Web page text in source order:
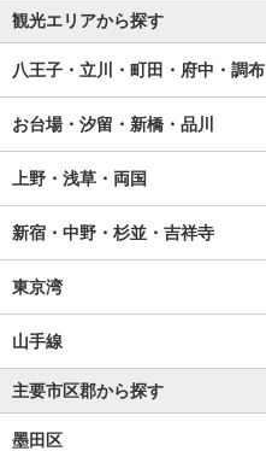
観光エリアから探す
八王子・立川・町田・府中・調布
お台場・汐留・新橋・品川
上野・浅草・両国
新宿・中野・杉並・吉祥寺
東京湾
山手線
主要市区郡から探す
墨田区